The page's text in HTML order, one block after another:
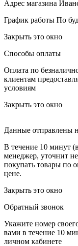
Адрес магазина
График работы По
Закрыть это окно
Способы оплаты
Оплата по
клиентам
условиям
Закрыть это окно
Данные отправлены
В течение 10 минут
менеджер, уточнит
покупать товары по
цене.
Закрыть это окно
Обратный звонок
Укажите номер
вами в течение 10
личном кабинете